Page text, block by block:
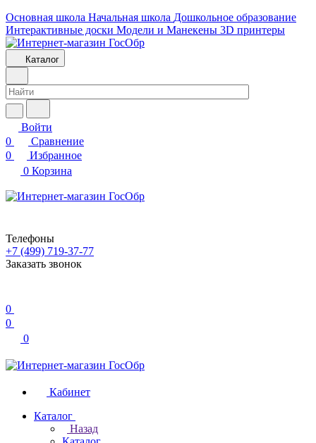
Основная школа Начальная школа Дошкольное образование
Интерактивные доски Модели и Манекены 3D принтеры
Каталог
Войти
0
Сравнение
0
Избранное
0 Корзина
Телефоны
+7 (499) 719-37-77
Заказать звонок
0
0
0
Кабинет
Каталог
Назад